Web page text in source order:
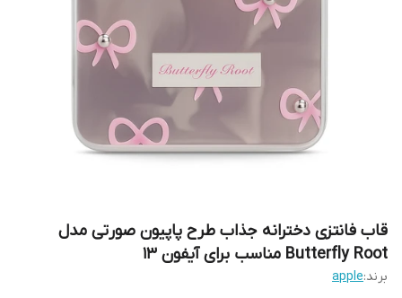
قاب فانتزی دخترانه جذاب طرح پاپیون صورتی مدل
Butterfly Root مناسب برای آیفون 13
برند:apple